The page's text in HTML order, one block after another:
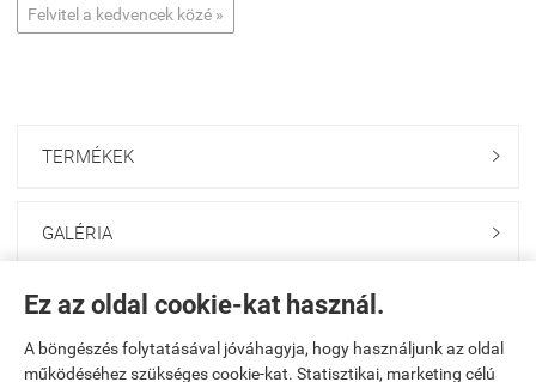
Ez az oldal cookie-kat használ.
A böngészés folytatásával jóváhagyja, hogy használjunk az oldal
működéséhez szükséges cookie-kat. Statisztikai, marketing célú
Felvitel a kedvencek közé »
TERMÉKEK 
GALÉRIA 
ONLINE GAZDABOLT